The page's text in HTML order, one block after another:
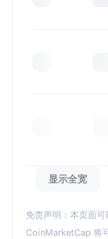
显示全宽
免责声明：本页面
CoinMarketCap 将